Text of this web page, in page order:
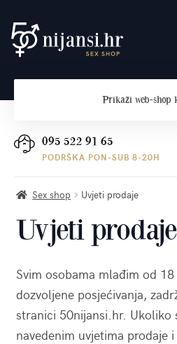
Preskoči
na
Skoči
do
Plaćanje i dostava
Prikaži web-shop
095 522 91 65
PODRŠKA PON-SUB 8-20H
Sex shop Uvjeti prodaje
Uvjeti prodaje
Svim osobama mlađim od
dozvoljene posjećivanja,
stranici 50nijansi.hr. Ukoliko
navedenim uvjetima prodaje